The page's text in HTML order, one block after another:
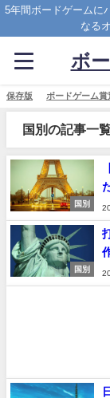
5年間ボードゲームに
なる
ボ
保存版 ボードゲーム賞
国別の記事一
国別
国別